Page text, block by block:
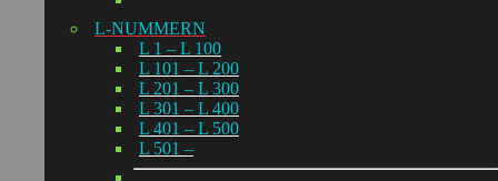
L-NUMMERN
L 1 – L 100
L 101 – L 200
L 201 – L 300
L 301 – L 400
L 401 – L 500
L 501 –